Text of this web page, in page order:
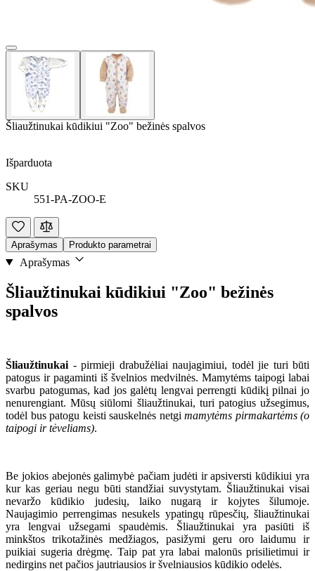
Šliaužtinukai kūdikiui "Zoo" bežinės spalvos
Išparduota
SKU
551-PA-ZOO-E
Aprašymas Produkto parametrai
Aprašymas
Šliaužtinukai kūdikiui "Zoo" bežinės
spalvos
Šliaužtinukai - pirmieji drabužėliai naujagimiui, todėl jie turi būti
patogus ir pagaminti iš švelnios medvilnės. Mamytėms taipogi labai
svarbu patogumas, kad jos galėtų lengvai perrengti kūdikį pilnai jo
nenurengiant. Mūsų siūlomi šliaužtinukai, turi patogius užsegimus,
todėl bus patogu keisti sauskelnės netgi mamytėms pirmakartėms (o
taipogi ir tėveliams).
Be jokios abejonės galimybė pačiam judėti ir apsiversti kūdikiui yra
kur kas geriau negu būti standžiai suvystytam. Šliaužtinukai visai
nevaržo kūdikio judesių, laiko nugarą ir kojytes šilumoje.
Naujagimio perrengimas nesukels ypatingų rūpesčių, šliaužtinukai
yra lengvai užsegami spaudėmis. Šliaužtinukai yra pasiūti iš
minkštos trikotažinės medžiagos, pasižymi geru oro laidumu ir
puikiai sugeria drėgmę. Taip pat yra labai malonūs prisilietimui ir
nedirgins net pačios jautriausios ir švelniausios kūdikio odelės.